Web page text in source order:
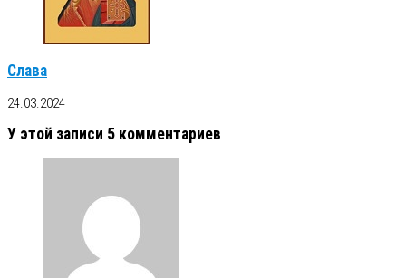
Слава
24.03.2024
У этой записи 5 комментариев